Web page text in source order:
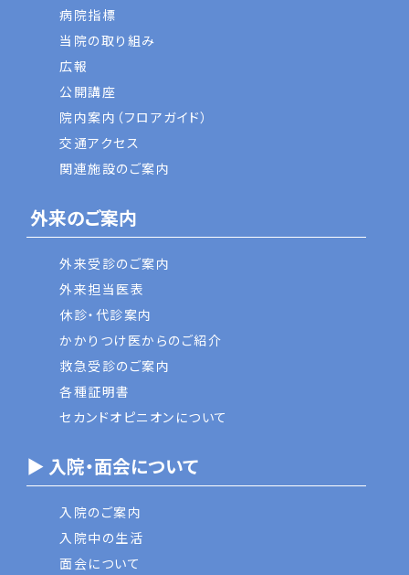
病院指標
当院の取り組み
広報
公開講座
院内案内（フロアガイド）
交通アクセス
関連施設のご案内
外来のご案内
外来受診のご案内
外来担当医表
休診・代診案内
かかりつけ医からのご紹介
救急受診のご案内
各種証明書
セカンドオピニオンについて
▶ 入院・面会について
入院のご案内
入院中の生活
面会について